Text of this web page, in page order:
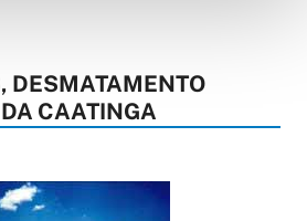
DESMATAMENTO
CAATINGA